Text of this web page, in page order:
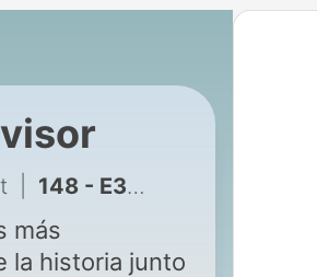
148 - E37 - El lado desconocido de Freud
más
la historia junto